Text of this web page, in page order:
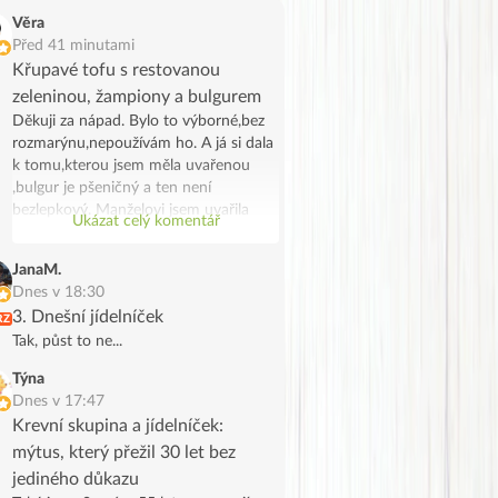
Věra
Před 41 minutami
Křupavé tofu s restovanou
zeleninou, žampiony a bulgurem
Děkuji za nápad. Bylo to výborné,bez
rozmarýnu,nepoužívám ho. A já si dala
k tomu,kterou jsem měla uvařenou
,bulgur je pšeničný a ten není
bezlepkový. Manželovi jsem uvařila
bramborové noky .Bylo to chutné a
spotřebovat žampiony a tak se stalo.
Děkuji, manžel na tofu říkal že vypadá
jak škvarky,měla jsem marinované a
ochutila jsem ho trochu Tamaris.
Ukázat celý komentář
JanaM.
Dnes v 18:30
3. Dnešní jídelníček
Tak, půst to ne...
Týna
Dnes v 17:47
Krevní skupina a jídelníček:
mýtus, který přežil 30 let bez
jediného důkazu